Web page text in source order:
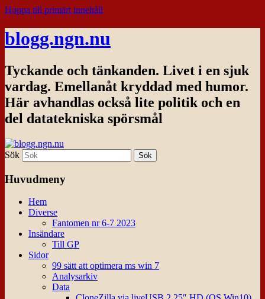
Hoppa till primärt innehåll
blogg.ngn.nu
Tyckande och tänkanden. Livet i en sjuk
vardag. Emellanåt kryddad med humor.
Här avhandlas också lite politik och en
del datatekniska spörsmål
Sök
Huvudmeny
Hem
Diverse
Fantomen nr 6-7 2023
Insändare
Till GP
Sidor
99 sätt att optimera ms win 7
Analysarkiv
Data